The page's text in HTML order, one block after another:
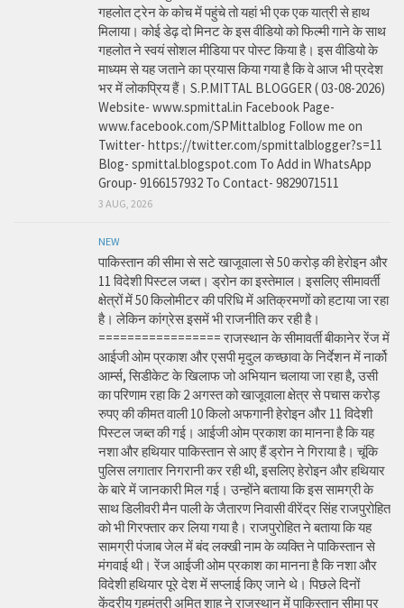
गहलोत ट्रेन के कोच में पहुंचे तो यहां भी एक एक यात्री से हाथ
मिलाया। कोई डेढ़ दो मिनट के इस वीडियो को फिल्मी गाने के साथ
गहलोत ने स्वयं सोशल मीडिया पर पोस्ट किया है। इस वीडियो के
माध्यम से यह जताने का प्रयास किया गया है कि वे आज भी प्रदेश
भर में लोकप्रिय हैं। S.P.MITTAL BLOGGER ( 03-08-2026)
Website- www.spmittal.in Facebook Page-
www.facebook.com/SPMittalblog Follow me on
Twitter- https://twitter.com/spmittalblogger?s=11
Blog- spmittal.blogspot.com To Add in WhatsApp
Group- 9166157932 To Contact- 9829071511
3 AUG, 2026
NEW
पाकिस्तान की सीमा से सटे खाजूवाला से 50 करोड़ की हेरोइन और
11 विदेशी पिस्टल जब्त। ड्रोन का इस्तेमाल। इसलिए सीमावर्ती
क्षेत्रों में 50 किलोमीटर की परिधि में अतिक्रमणों को हटाया जा रहा
है। लेकिन कांग्रेस इसमें भी राजनीति कर रही है।
================= राजस्थान के सीमावर्ती बीकानेर रेंज में
आईजी ओम प्रकाश और एसपी मृदुल कच्छावा के निर्देशन में नार्को
आर्म्स, सिडीकेट के खिलाफ जो अभियान चलाया जा रहा है, उसी
का परिणाम रहा कि 2 अगस्त को खाजूवाला क्षेत्र से पचास करोड़
रुपए की कीमत वाली 10 किलो अफगानी हेरोइन और 11 विदेशी
पिस्टल जब्त की गई। आईजी ओम प्रकाश का मानना है कि यह
नशा और हथियार पाकिस्तान से आए हैं ड्रोन ने गिराया है। चूंकि
पुलिस लगातार निगरानी कर रही थी, इसलिए हेरोइन और हथियार
के बारे में जानकारी मिल गई। उन्होंने बताया कि इस सामग्री के
साथ डिलीवरी मैन पाली के जैतारण निवासी वीरेंद्र सिंह राजपुरोहित
को भी गिरफ्तार कर लिया गया है। राजपुरोहित ने बताया कि यह
सामग्री पंजाब जेल में बंद लक्खी नाम के व्यक्ति ने पाकिस्तान से
मंगवाई थी। रेंज आईजी ओम प्रकाश का मानना है कि नशा और
विदेशी हथियार पूरे देश में सप्लाई किए जाने थे। पिछले दिनों
केंद्रीय गृहमंत्री अमित शाह ने राजस्थान में पाकिस्तान सीमा पर